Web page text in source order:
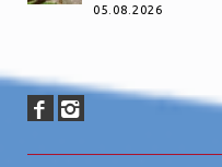
05.08.2026